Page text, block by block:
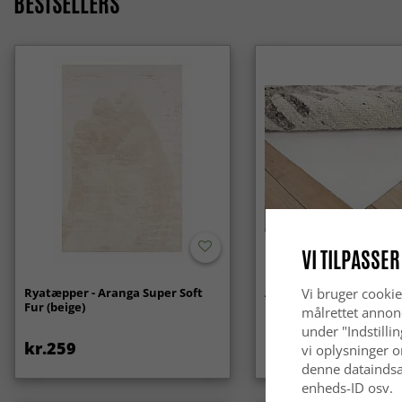
Ryatæpper - Aranga Super Soft
Fur (beige)
kr.259
Anti-slip/Skridsikker
kr.119
VI
Vi bruger
målrettet
under
vi oplysninger
denne
enheds-ID osv.